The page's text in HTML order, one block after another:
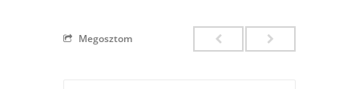
Megosztom